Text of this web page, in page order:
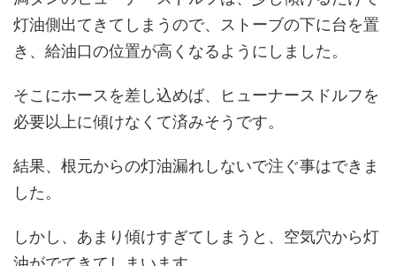
灯油側出てきてしまうので、ストーブの下に台を置
き、給油口の位置が高くなるようにしました。
そこにホースを差し込めば、ヒューナースドルフを
必要以上に傾けなくて済みそうです。
結果、根元からの灯油漏れしないで注ぐ事はできま
した。
しかし、あまり傾けすぎてしまうと、空気穴から灯